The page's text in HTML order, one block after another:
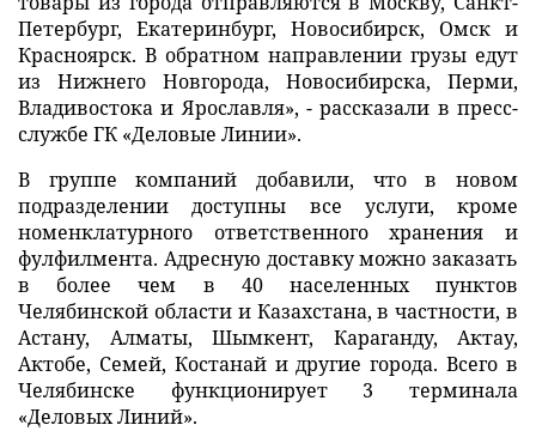
Петербург, Екатеринбург, Новосибирск, Омск и
Красноярск. В обратном направлении грузы едут
из Нижнего Новгорода, Новосибирска, Перми,
Владивостока и Ярославля», - рассказали в пресс-
службе ГК «Деловые Линии».
В группе компаний добавили, что в новом
подразделении доступны все услуги, кроме
номенклатурного ответственного хранения и
фулфилмента. Адресную доставку можно заказать
в более чем в 40 населенных пунктов
Челябинской области и Казахстана, в частности, в
Астану, Алматы, Шымкент, Караганду, Актау,
Актобе, Семей, Костанай и другие города. Всего в
Челябинске функционирует 3 терминала
«Деловых Линий».